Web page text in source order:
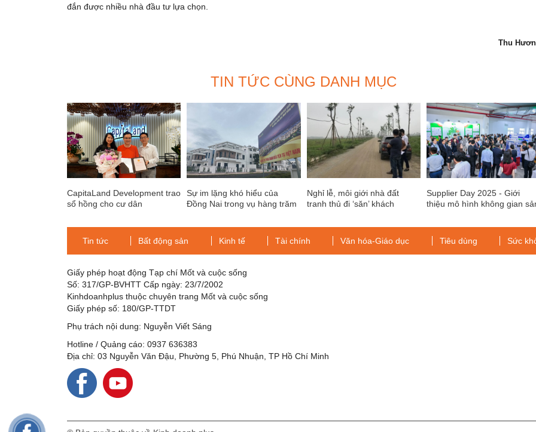
đắn được nhiều nhà đầu tư lựa chọn.
Thu
TIN TỨC CÙNG DANH MỤC
CapitaLand Development trao
sổ hồng cho cư dân
hộ ZENITY tại TP. Hồ Chí
Minh
Sự im lặng khó hiểu của
Đồng Nai trong vụ hàng trăm
Nghỉ lễ, môi giới nhà đất
tranh thủ đi ‘săn’ khách
Supplier Day 2025 - Giới
thiệu mô hình không gian
Đa năng thế hệ mới
Tin tức Bất động sản Kinh tế Tài chính Văn hóa-Giáo dục Tiêu dùng Sức
Giấy phép hoạt động Tạp chí Mốt và cuộc sống
Số: 317/GP-BVHTT Cấp ngày: 23/7/2002
Kinhdoanhplus thuộc chuyên trang Mốt và cuộc sống
Giấy phép số: 180/GP-TTDT
Phụ trách nội dung: Nguyễn Viết Sáng
Hotline / Quảng cáo: 0937 636383
Địa chỉ: 03 Nguyễn Văn Đậu, Phường 5, Phú Nhuận, TP Hồ Chí Minh